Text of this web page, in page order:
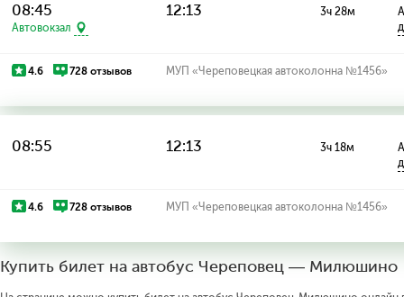
08:45
Автовокзал
12:13 3ч 28м
4.6 728 отзывов МУП «Череповецкая автоколонна №1456»
08:55 12:13 3ч 18м
4.6 728 отзывов МУП «Череповецкая автоколонна №1456»
Купить билет на автобус Череповец — Милюшино